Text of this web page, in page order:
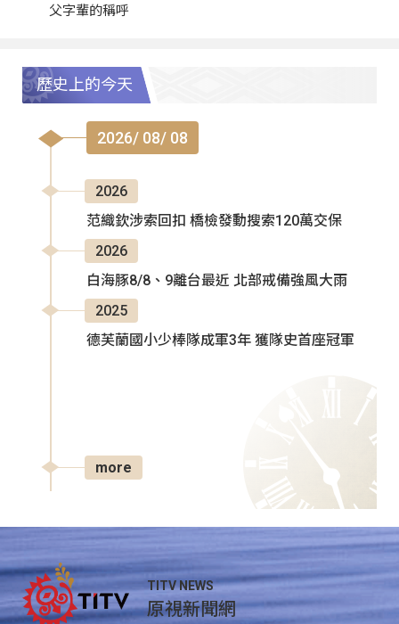
父字輩的稱呼
歷史上的今天
2026/ 08/ 08
2026
范織欽涉索回扣 橋檢發動搜索120萬交保
2026
白海豚8/8、9離台最近 北部戒備強風大雨
2025
德芙蘭國小少棒隊成軍3年 獲隊史首座冠軍
more
TITV NEWS
原視新聞網